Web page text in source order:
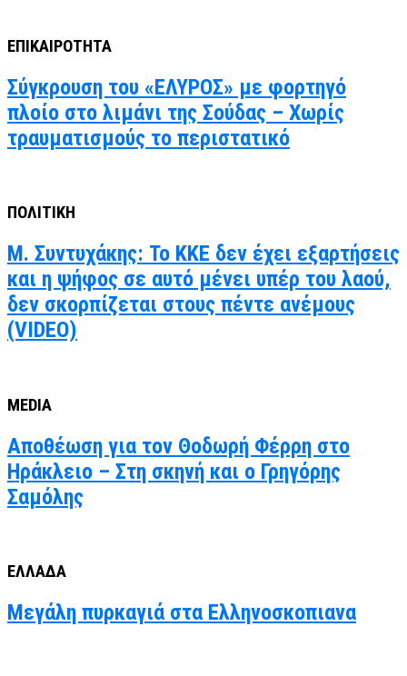
ΕΠΙΚΑΙΡΟΤΗΤΑ
Σύγκρουση του «ΕΛΥΡΟΣ» με φορτηγό
πλοίο στο λιμάνι της Σούδας – Χωρίς
τραυματισμούς το περιστατικό
ΠΟΛΙΤΙΚΗ
Μ. Συντυχάκης: Το ΚΚΕ δεν έχει εξαρτήσεις
και η ψήφος σε αυτό μένει υπέρ του λαού,
δεν σκορπίζεται στους πέντε ανέμους
(VIDEO)
MEDIA
Αποθέωση για τον Θοδωρή Φέρρη στο
Ηράκλειο – Στη σκηνή και ο Γρηγόρης
Σαμόλης
ΕΛΛΑΔΑ
Μεγάλη πυρκαγιά στα Ελληνοσκοπιανα